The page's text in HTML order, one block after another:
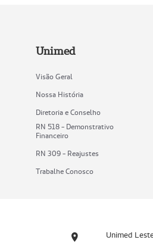
Unimed
Visão Geral
Nossa História
Diretoria e Conselho
RN 518 - Demonstrativo
Financeiro
RN 309 - Reajustes
Trabalhe Conosco
Unimed